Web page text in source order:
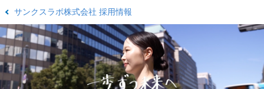
サンクスラボ株式会社 採用情報